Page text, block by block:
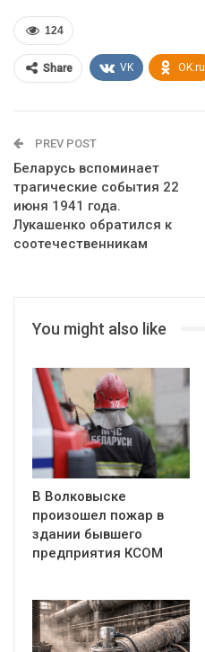
124
Share VK OK.ru
PREV POST
Беларусь вспоминает
трагические события 22
июня 1941 года.
Лукашенко обратился к
соотечественникам
You might also like
В Волковыске
произошел пожар в
здании бывшего
предприятия КСОМ